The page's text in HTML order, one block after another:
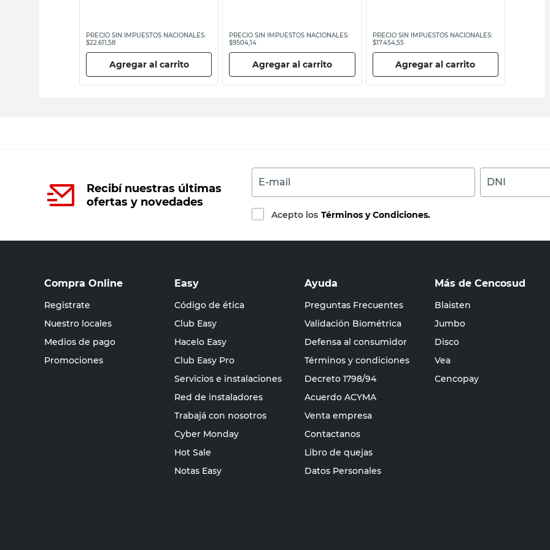
PRECIO SIN IMPUESTOS NACIONALES:
$22.611,58
Agregar al carrito
PRECIO SIN IMPUESTOS NACIONALES:
$9504,14
Agregar al carrito
PRECIO SIN IMPUESTOS NACIONALES:
$17.454,55
Agregar al carrito
Recibí nuestras últimas
ofertas y novedades
E-mail DNI
Acepto los Términos y Condiciones.
Compra Online
Registrate
Nuestro locales
Medios de pago
Promociones
Easy
Código de ética
Club Easy
Hacelo Easy
Club Easy Pro
Servicios e instalaciones
Red de instaladores
Trabajá con nosotros
Cyber Monday
Hot Sale
Notas Easy
Ayuda
Preguntas Frecuentes
Validación Biométrica
Defensa al consumidor
Términos y condiciones
Decreto 1798/94
Acuerdo ACYMA
Venta empresa
Contactanos
Libro de quejas
Datos Personales
Más de Cencosud
Blaisten
Jumbo
Disco
Vea
Cencopay